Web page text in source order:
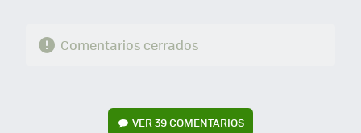
Comentarios cerrados
VER39 COMENTARIOS